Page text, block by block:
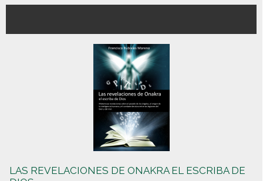
LAS REVELACIONES DE ONAKRA EL ESCRIBA DE